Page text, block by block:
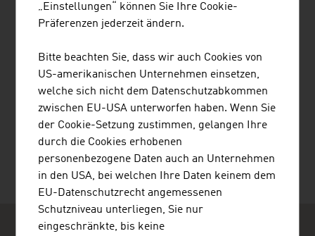
Autor: Dr. Manfred Kandelhart
Quelle: Bundesgremium des Außenhandels
„Einstellungen“ können Sie Ihre Cookie-
Präferenzen jederzeit ändern.
Bitte beachten Sie, dass wir auch Cookies von
US-amerikanischen Unternehmen einsetzen,
welche sich nicht dem Datenschutzabkommen
zwischen EU-USA unterworfen haben. Wenn Sie
der Cookie-Setzung zustimmen, gelangen Ihre
durch die Cookies erhobenen
personenbezogene Daten auch an Unternehmen
in den USA, bei welchen Ihre Daten keinem dem
EU-Datenschutzrecht angemessenen
Schutzniveau unterliegen, Sie nur
eingeschränkte, bis keine